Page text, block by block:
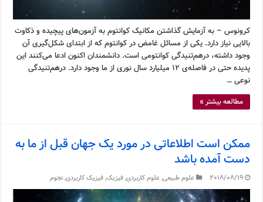
کرونوس – به آزمایش گذاشتن مکانیک کوانتوم به آزمون‌های پیچیده و ذکاوت
بالایی نیاز دارد. یکی از مسائل غامض در کوانتوم که از ابتدای شکل‌گیری آن
وجود داشته، درهم‌تنیدگی کوانتومی است. دانشمندان اکنون ادعا می‌کنند این
پدیده حتی در فاصله‌ی ۱۲ میلیارد سال نوری از ما وجود دارد. درهم‌تنیدگی
نوعی …
مطالعه بیشتر »
ممکن است اطلاعاتی در مورد یک جهان قبل از ما به
دست آمده باشد
2018/08/19 علوم طبیعی,علوم کاربردی,فیزیک,فیزیک کاربردی,نجوم